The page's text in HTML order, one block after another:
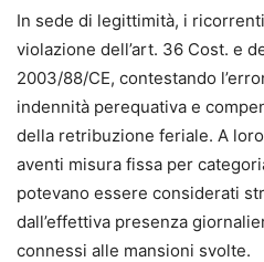
Università di Brescia;
Marco Novella
Università di Genova;
Fabio Pantano
Università di Parma;
Roberto Pettinelli
Università del Piemonte
Flavio Vincenzo Ponte
Università della Calabria;
In sede di legittimità, i
violazione dell’art. 36 Cost. e
2003/88/CE, contestando
indennità perequativa e
della retribuzione feriale. A
aventi misura fissa per
potevano essere considerati
dall’effettiva presenza
connessi alle mansioni svolte.